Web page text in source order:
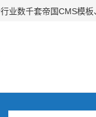
业数千套帝国CMS模板